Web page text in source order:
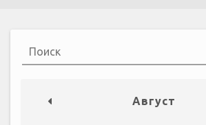
Август